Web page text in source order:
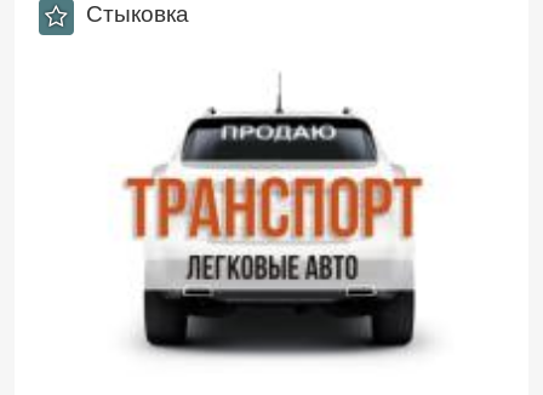
Стыковка